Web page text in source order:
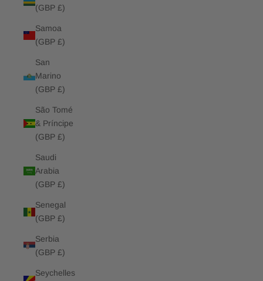
(GBP £)
Samoa
(GBP £)
San
Marino
(GBP £)
São Tomé
& Príncipe
(GBP £)
Saudi
Arabia
(GBP £)
Senegal
(GBP £)
Serbia
(GBP £)
Seychelles